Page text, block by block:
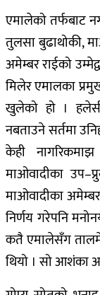
एमालेको तर्फबाट
तुलसा बुढाथोकी,
अमेम्बर राईको
मिलेर एमालका
खुलेको हो ।
नबताउने सर्तमा
केही
माओवादीका
माओवादीका अमेम्बर
निर्णय गरेपनि
कतै एमालेसँग
थियो । सो आशंका